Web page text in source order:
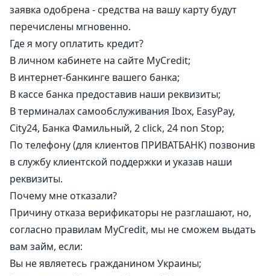
заявка одобрена - средства на вашу карту будут
перечислены мгновенно.
Где я могу оплатить кредит?
В личном кабинете на сайте MyСredit;
В интернет-банкинге вашего банка;
В кассе банка предоставив наши реквизиты;
В терминалах самообслуживания Ibox, EasyPay,
City24, Банка Фамильный, 2 click, 24 non Stop;
По телефону (для клиентов ПРИВАТБАНК) позвонив
в службу клиентской поддержки и указав наши
реквизиты.
Почему мне отказали?
Причину отказа верификаторы не разглашают, но,
согласно правилам MyCredit, мы не сможем выдать
вам займ, если:
Вы не являетесь гражданином Украины;